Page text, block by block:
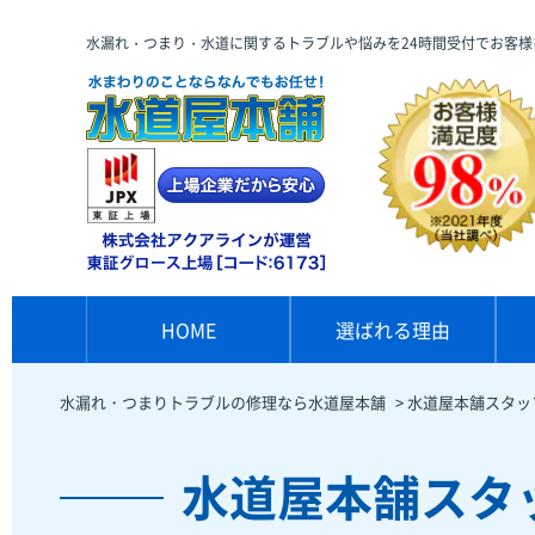
水漏れ・つまり・水道に関するトラブルや悩みを24時間受付でお客
HOME 選ばれる理由
水漏れ・つまりトラブルの修理なら水道屋本舗 >水道屋本舗スタ
水道屋本舗ス